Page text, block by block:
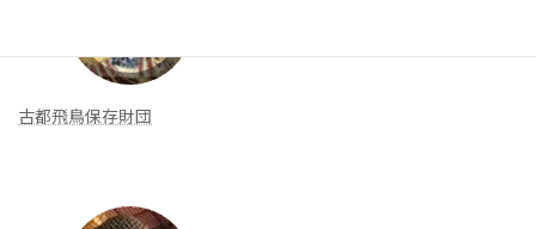
古都飛鳥保存財団